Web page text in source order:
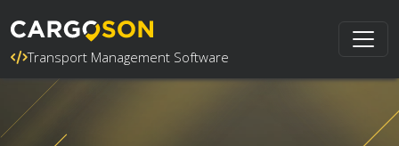
Transport Management Software